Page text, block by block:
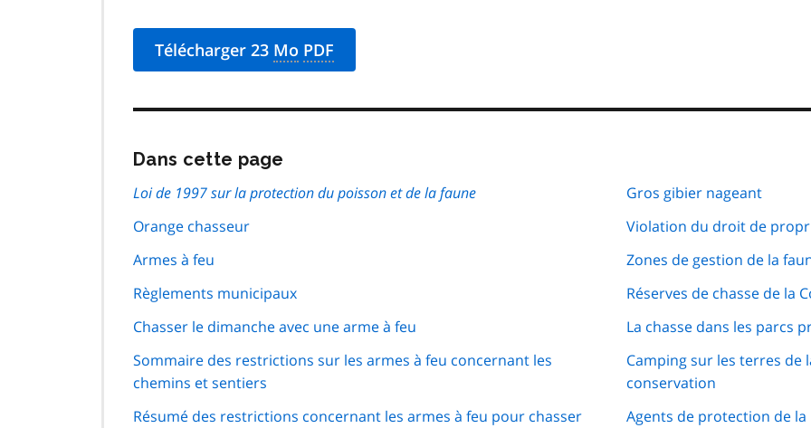
Télécharger 23 Mo PDF
Dans cette page
navigation
Loi de 1997 sur la protection du poisson et de la faune
Orange chasseur
Armes à feu
Règlements municipaux
Chasser le dimanche avec une arme à feu
Sommaire des restrictions sur les armes à feu concernant les
chemins et sentiers
Résumé des restrictions concernant les armes à feu pour chasser
Gros gibier nageant
Violation du droit de
Zones de gestion de la
Réserves de chasse de la
La chasse dans les parcs
Camping sur les terres de
conservation
Agents de protection de